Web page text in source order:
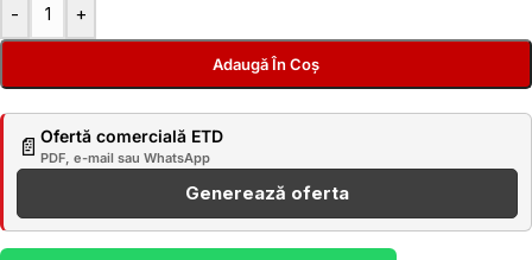
- +
Adaugă În Coș
📄 Ofertă comercială ETD
PDF, e-mail sau WhatsApp
Generează oferta